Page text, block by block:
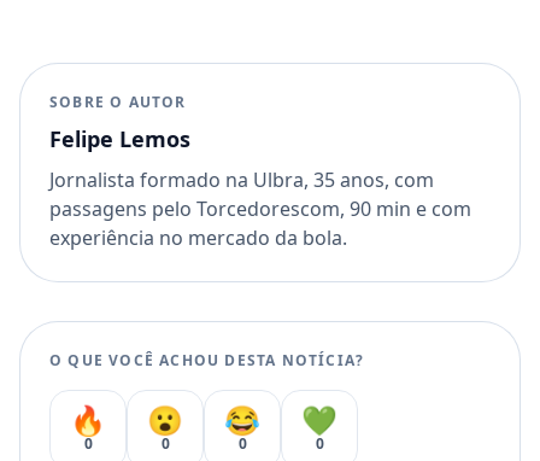
SOBRE O AUTOR
Felipe Lemos
Jornalista formado na Ulbra, 35 anos, com
passagens pelo Torcedorescom, 90 min e com
experiência no mercado da bola.
O QUE VOCÊ ACHOU DESTA NOTÍCIA?
🔥
0
😮
0
😂
0
💚
0